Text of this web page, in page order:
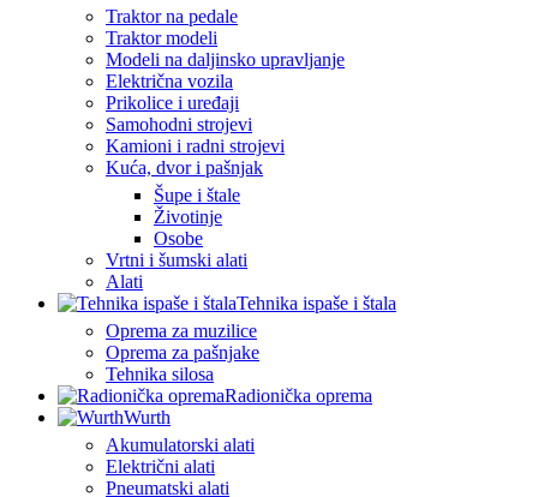
Traktor na pedale
Traktor modeli
Modeli na daljinsko upravljanje
Električna vozila
Prikolice i uređaji
Samohodni strojevi
Kamioni i radni strojevi
Kuća, dvor i pašnjak
Šupe i štale
Životinje
Osobe
Vrtni i šumski alati
Alati
Tehnika ispaše i štala
Oprema za muzilice
Oprema za pašnjake
Tehnika silosa
Radionička oprema
Wurth
Akumulatorski alati
Električni alati
Pneumatski alati